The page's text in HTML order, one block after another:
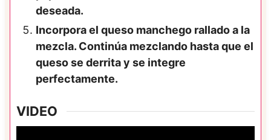
deseada.
Incorpora el queso manchego rallado a la
mezcla. Continúa mezclando hasta que el
queso se derrita y se integre
perfectamente.
VIDEO